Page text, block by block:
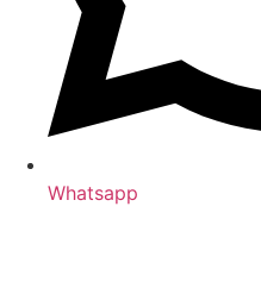
Whatsapp